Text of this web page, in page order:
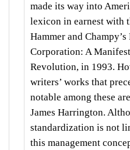
made its way into
lexicon in earnest with
Hammer and
Corporation: A
Revolution, in 1993.
writers’ works that
notable among these
James Harrington.
standardization is not
this management